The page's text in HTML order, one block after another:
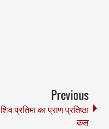
Previous
शिव प्रतिमा का प्राण प्रतिष्ठा
कल